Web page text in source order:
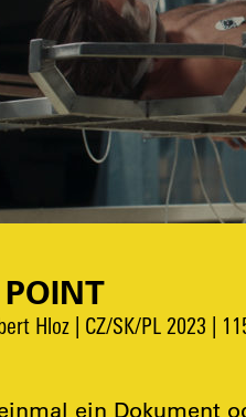
POINT
Hloz | CZ/SK/PL 2023 |
ein Dokument